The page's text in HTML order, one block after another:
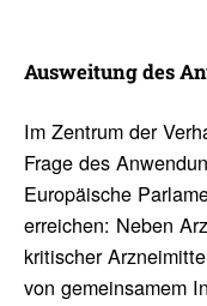
Auswei­tung des
Im Zentrum der
Frage des
Europäische
erreichen: Neben
kritischer
von gemeinsamem